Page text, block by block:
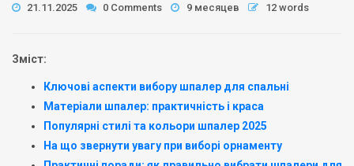
21.11.2025 0 Comments 9 месяцев 12 words
Зміст:
Ключові аспекти вибору шпалер для спальні
Матеріали шпалер: практичність і краса
Популярні стилі та кольори шпалер 2025
На що звернути увагу при виборі орнаменту